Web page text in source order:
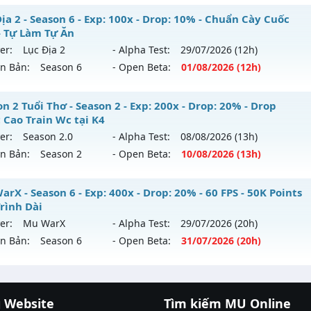
loại: Mu Custom thêm đồ mới
XShield
LONG 6.9 - 🌍 Website: https://muhoalong.pro
ra tháng 08 2026 - Mở máy chủ https://facebook.com/
03/08/2626
Non Reset
Mu Nguyên bản Webzen
XShield
2 - Season 6 - Exp: 100x - Drop: 10% - Chuẩn Cày Cuốc
Tự Làm Tự Ăn
Lục Địa 2 - Alpha Test: 29/07/2026 (12h)
Bản:
Season 6 - Open Beta: 01/08/2026 (12h)
Địa 2 - Chuẩn Cày Cuốc Xưa - Tự Làm Tự Ăn
mới ra tháng 08 2026 - Mở máy chủLục Địa 2vào 12h
100x - Drop: 10%
loại: Mu Nguyên bản Webzen
Chống Hack
2 Tuổi Thơ - Season 2 - Exp: 200x - Drop: 20% - Drop
Cao Train Wc tại K4
Season 2.0 - Alpha Test: 08/08/2026 (13h)
Bản:
Season 2 - Open Beta: 10/08/2026 (13h)
2 Tuổi Thơ - Drop Ngọc Cao Train Wc tại K4
mới ra tháng 08 2026 - Mở máy chủSeason 2.0 vào 13h
200x - Drop: 20%
- Season 6 - Exp: 400x - Drop: 20% - 60 FPS - 50K Points
Dài
Mu WarX - Alpha Test: 29/07/2026 (20h)
Bản:
Season 6 - Open Beta: 31/07/2026 (20h)
WarX - 60 FPS - 50K Points - Lộ Trình Dài
mới ra tháng 07 2026 - Mở máy chủMu WarX vào 20h
đổi thưởng |789club |789club
Website Tìm kiếm MU Online